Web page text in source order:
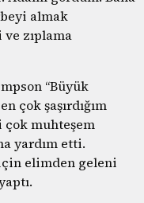
almak
zıplama
“Büyük
çok şaşırdığım
çok muhteşem
yardım etti.
için elimden geleni